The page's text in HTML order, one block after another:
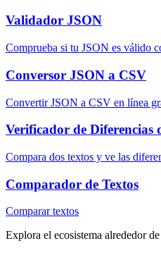
Validador JSON
Comprueba si tu JSON es válido
Conversor JSON a CSV
Convertir JSON a CSV en línea
Verificador de Diferencias
Compara dos textos y ve las
Comparador de Textos
Comparar textos
Explora el ecosistema alrededor de